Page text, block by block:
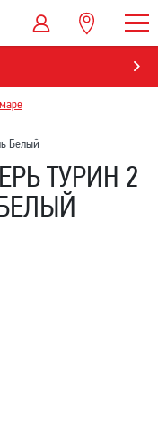
Белый
ТУРИН 2